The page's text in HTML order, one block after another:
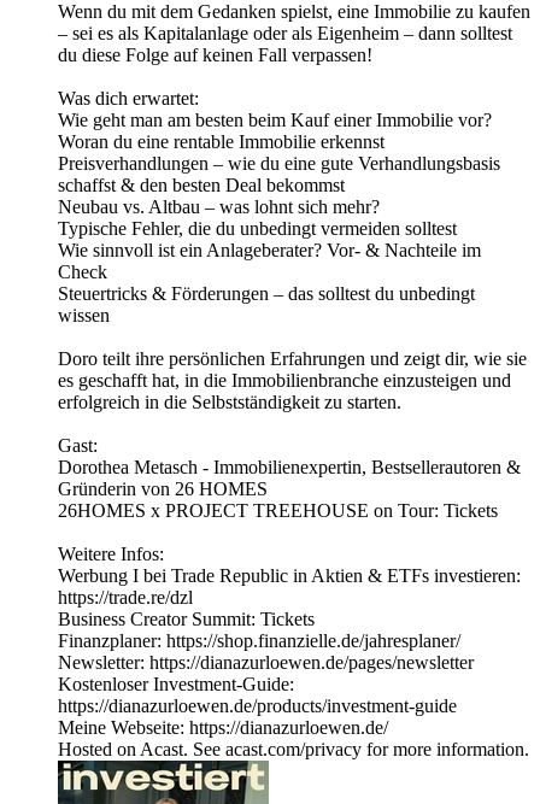
Wenn du mit dem Gedanken spielst, eine Immobilie zu kaufen
– sei es als Kapitalanlage oder als Eigenheim – dann solltest
du diese Folge auf keinen Fall verpassen!
Was dich erwartet:
Wie geht man am besten beim Kauf einer Immobilie vor?
Woran du eine rentable Immobilie erkennst
Preisverhandlungen – wie du eine gute Verhandlungsbasis
schaffst & den besten Deal bekommst
Neubau vs. Altbau – was lohnt sich mehr?
Typische Fehler, die du unbedingt vermeiden solltest
Wie sinnvoll ist ein Anlageberater? Vor- & Nachteile im
Check
Steuertricks & Förderungen – das solltest du unbedingt
wissen
Doro teilt ihre persönlichen Erfahrungen und zeigt dir, wie sie
es geschafft hat, in die Immobilienbranche einzusteigen und
erfolgreich in die Selbstständigkeit zu starten.
Gast:
Dorothea Metasch - Immobilienexpertin, Bestsellerautoren &
Gründerin von 26 HOMES
26HOMES x PROJECT TREEHOUSE on Tour: Tickets
Weitere Infos:
Werbung I bei Trade Republic in Aktien & ETFs investieren:
https://trade.re/dzl
Business Creator Summit: Tickets
Finanzplaner: https://shop.finanzielle.de/jahresplaner/
Newsletter: https://dianazurloewen.de/pages/newsletter
Kostenloser Investment-Guide:
https://dianazurloewen.de/products/investment-guide
Meine Webseite: https://dianazurloewen.de/
Hosted on Acast. See acast.com/privacy for more information.